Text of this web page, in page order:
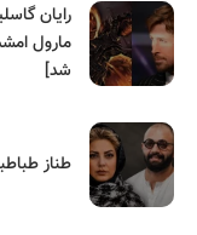
رایان
مارول
شد]
طناز